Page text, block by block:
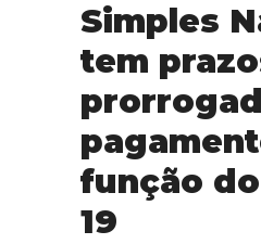
Simples
tem
função do
19